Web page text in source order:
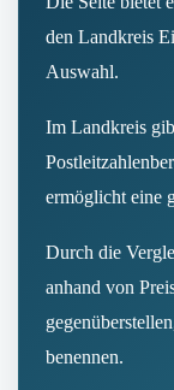
den Landkreis
Auswahl.
Im Landkreis
ermöglicht eine
Durch die
anhand von
benennen.